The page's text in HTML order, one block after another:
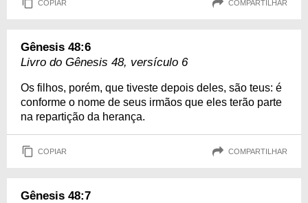
COPIAR COMPARTILHAR
Gênesis 48:6
Livro do Gênesis 48, versículo 6
Os filhos, porém, que tiveste depois deles, são teus: é
conforme o nome de seus irmãos que eles terão parte
na repartição da herança.
COPIAR COMPARTILHAR
Gênesis 48:7